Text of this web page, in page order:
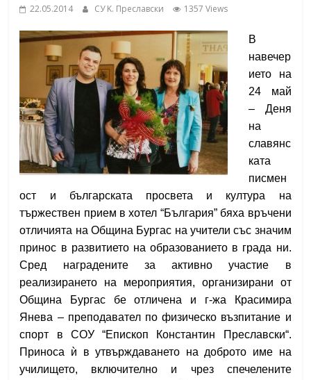
under the Erasmus+ Programme in
Malaga, Spain
School,
Burgas
Средно
училище
"Епископ
Константин
Преславски"
Бургас
22.05.2014 СУ K. Преславски 1357 Views
В
навечер
ието на
24 май
– Деня
на
славянс
ката
писмен
ост и българската просвета и култура на
тържествен прием в хотел “България” бяха връчени
отличията на Община Бургас на учители със значим
принос в развитието на образованието в града ни.
Сред наградените за активно участие в
реализирането на мероприятия, организирани от
Община Бургас бе отличена и г-жа Красимира
Янева – преподавател по физическо възпитание и
спорт в СОУ “Епископ Константин Преславски“.
Приноса ѝ в утвърждаването на доброто име на
училището, включително и чрез спечелените